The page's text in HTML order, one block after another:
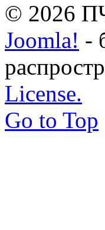
© 2026
Joomla! -
License.
Go to Top